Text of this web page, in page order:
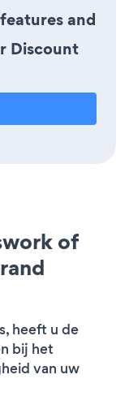
and
Discount
of
heeft u de
bij het
van uw